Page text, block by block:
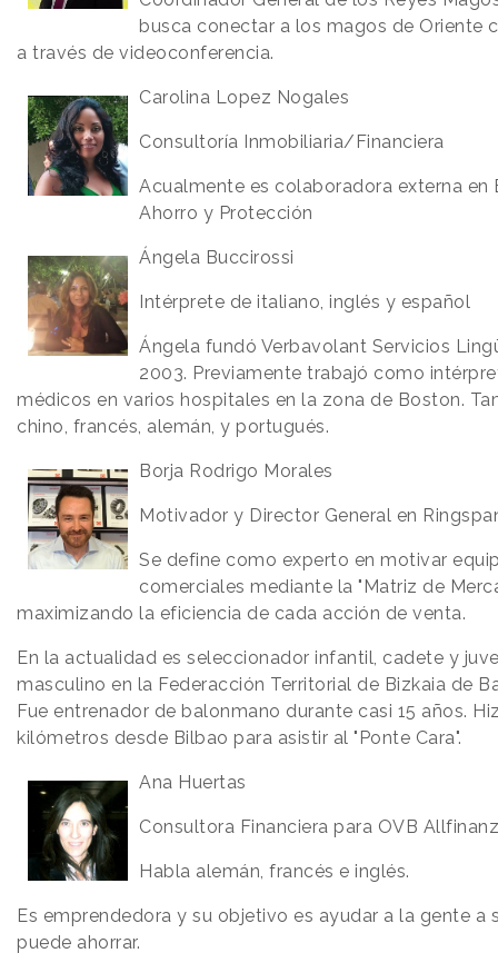
busca conectar a los magos de Oriente
a través de videoconferencia.
Carolina Lopez Nogales
Consultoría Inmobiliaria/Financiera
Acualmente es colaboradora externa en
Ahorro y Protección
Ángela Buccirossi
Intérprete de italiano, inglés y español
Ángela fundó Verbavolant Servicios
2003. Previamente trabajó como
médicos en varios hospitales en la zona de Boston.
chino, francés, alemán, y portugués.
Borja Rodrigo Morales
Motivador y Director General en
Se define como experto en motivar
comerciales mediante la "Matriz de
maximizando la eficiencia de cada acción de venta.
En la actualidad es seleccionador infantil, cadete y
masculino en la Federacción Territorial de Bizkaia de
Fue entrenador de balonmano durante casi 15 años.
kilómetros desde Bilbao para asistir al "Ponte Cara".
Ana Huertas
Consultora Financiera para OVB
Habla alemán, francés e inglés.
Es emprendedora y su objetivo es ayudar a la gente a
puede ahorrar.